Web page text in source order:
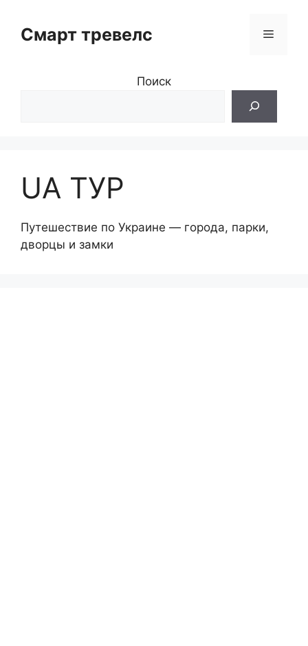
содержимому
Смарт тревелс Меню
Поиск
UA ТУР
Путешествие по Украине — города, парки,
дворцы и замки